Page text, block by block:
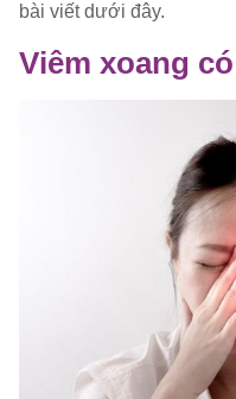
bài viết dưới đây.
Viêm xoang